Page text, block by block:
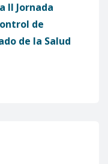
II Jornada
de
de la Salud